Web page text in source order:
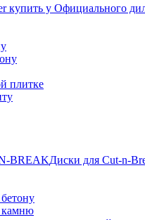
плитке
Диски для Cut-n-
камню